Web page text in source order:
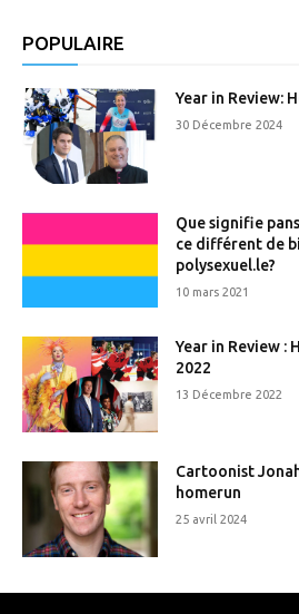
POPULAIRE
Year in Review:
30 Décembre 2024
Que signifie
ce différent de
polysexuel.le?
10 mars 2021
Year in Review :
2022
13 Décembre 2022
Cartoonist
homerun
25 avril 2024